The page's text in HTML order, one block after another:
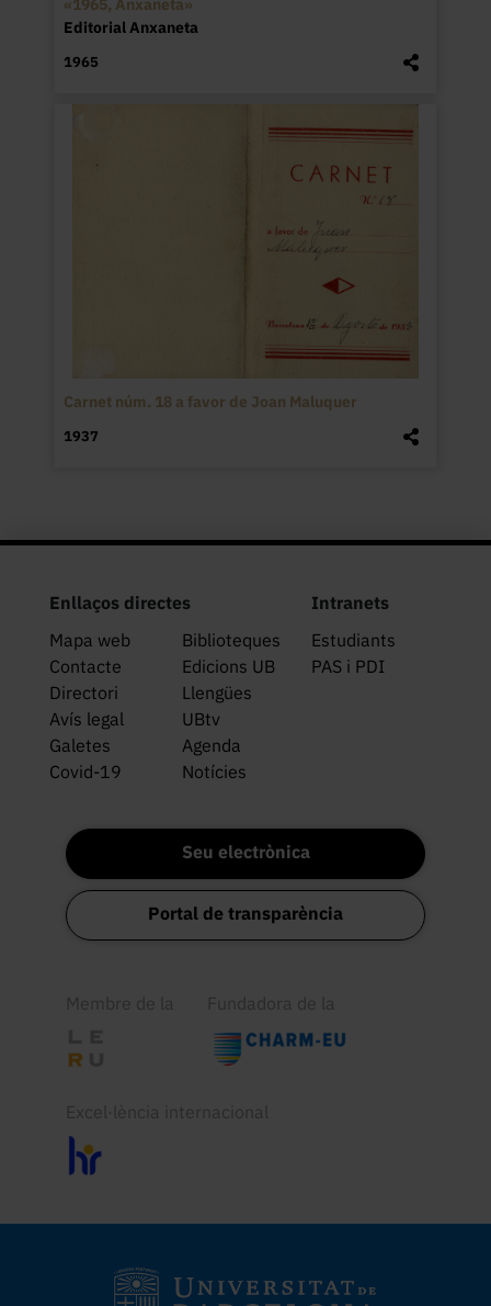
«1965, Anxaneta»
Editorial Anxaneta
1965
Carnet núm. 18 a favor de Joan Maluquer
1937
Enllaços directes
Mapa web
Biblioteques
Contacte
Edicions UB
Directori
Llengües
Avís legal
UBtv
Galetes
Agenda
Covid-19
Notícies
Intranets
Estudiants
PAS i PDI
Seu electrònica
Portal de transparència
Membre de la Fundadora de la
Excel·lència internacional